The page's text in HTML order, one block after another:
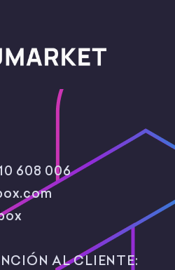
608 006
AL CLIENTE: